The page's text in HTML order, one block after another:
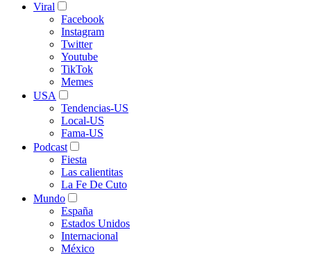
Viral
Facebook
Instagram
Twitter
Youtube
TikTok
Memes
USA
Tendencias-US
Local-US
Fama-US
Podcast
Fiesta
Las calientitas
La Fe De Cuto
Mundo
España
Estados Unidos
Internacional
México